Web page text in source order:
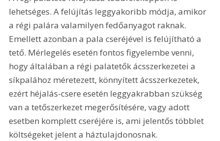
lehetséges. A felújítás leggyakoribb módja, amikor
a régi palára valamilyen fedőanyagot raknak.
Emellett azonban a pala cseréjével is felújítható a
tető. Mérlegelés esetén fontos figyelembe venni,
hogy általában a régi palatetők ácsszerkezetei a
síkpalához méretezett, könnyített ácsszerkezetek,
ezért héjalás-csere esetén leggyakrabban szükség
van a tetőszerkezet megerősítésére, vagy adott
esetben komplett cseréjére is, ami jelentős többlet
költségeket jelent a háztulajdonosnak.